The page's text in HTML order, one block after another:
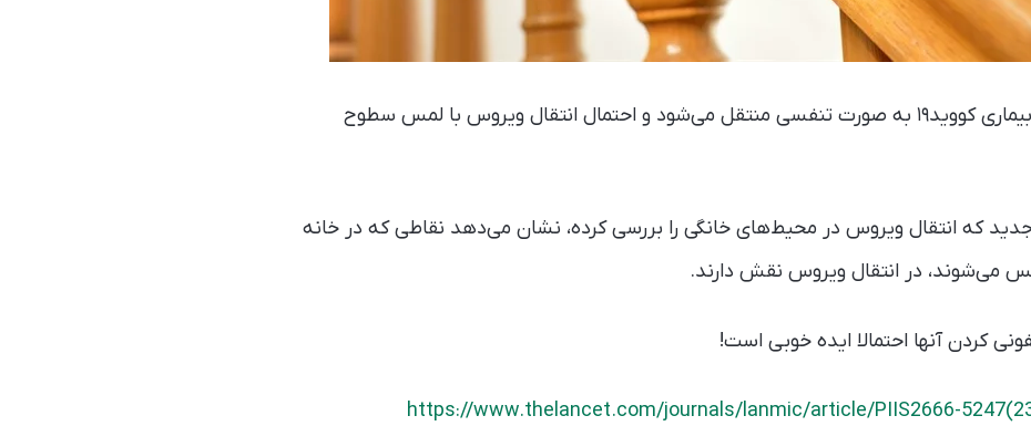
تا به حال می‌گفتیم بیماری کووید۱۹ به صورت تنفسی منتقل می‌شود و احتمال انتقال ویروس با لمس سطوح
که انتقال ویروس در محیط‌های خانگی را بررسی کرده، نشان می‌دهد نقاطی که در خانه
می‌شوند، در انتقال ویروس نقش دارند.
کردن آنها احتمالا ایده خوبی است!
https://www.thelancet.com/journals/lanmic/article/PIIS2666-